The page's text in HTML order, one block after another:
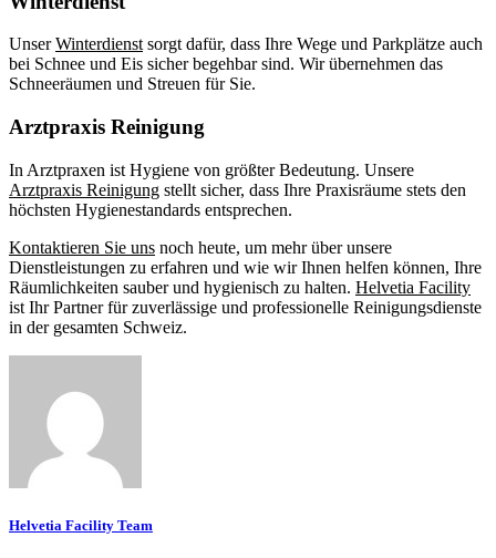
UnserWinterdienst sorgt dafür, dass Ihre Wege und Parkplätze auch
bei Schnee und Eis sicher begehbar sind. Wir übernehmen das
Schneeräumen und Streuen für Sie.
Arztpraxis Reinigung
In Arztpraxen ist Hygiene von größter Bedeutung. Unsere
Arztpraxis Reinigung stellt sicher, dass Ihre Praxisräume stets den
höchsten Hygienestandards entsprechen.
Kontaktieren Sie uns noch heute, um mehr über unsere
Dienstleistungen zu erfahren und wie wir Ihnen helfen können, Ihre
Räumlichkeiten sauber und hygienisch zu halten. Helvetia Facility
ist Ihr Partner für zuverlässige und professionelle Reinigungsdienste
in der gesamten Schweiz.
Helvetia Facility Team